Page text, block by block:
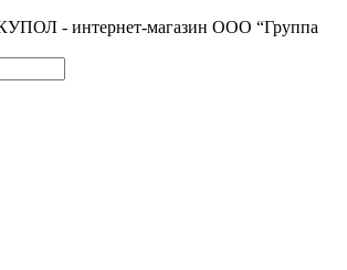
- интернет-магазин ООО “Группа